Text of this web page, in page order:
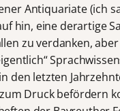
Antiquariate (ich
hin, eine derartige
zu verdanken,
den letzten
Druck befördern